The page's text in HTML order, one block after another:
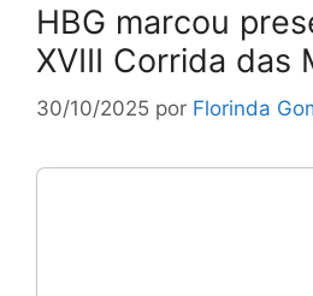
HBG marcou
XVIII Corrida das
30/10/2025 por Florinda